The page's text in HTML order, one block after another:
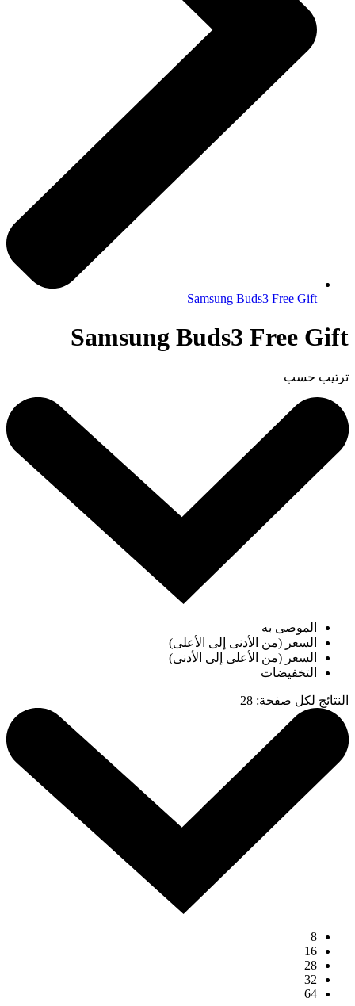
Samsung Buds3 Free Gift
Samsung Buds3 Free Gift
ترتيب حسب
الموصى به
السعر (من الأدنى إلى الأعلى)
السعر (من الأعلى إلى الأدنى)
التخفيضات
النتائج لكل صفحة:
28
8
16
28
32
64